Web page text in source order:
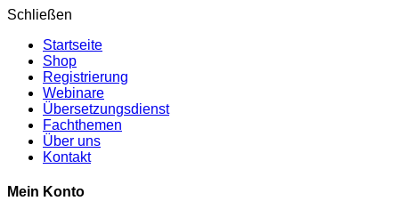
Schließen
Startseite
Shop
Registrierung
Webinare
Übersetzungsdienst
Fachthemen
Über uns
Kontakt
Mein Konto